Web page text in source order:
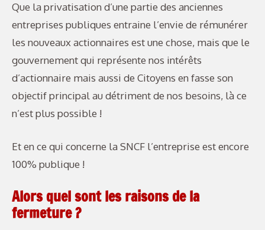
Que la privatisation d’une partie des anciennes
entreprises publiques entraine l’envie de rémunérer
les nouveaux actionnaires est une chose, mais que le
gouvernement qui représente nos intérêts
d’actionnaire mais aussi de Citoyens en fasse son
objectif principal au détriment de nos besoins, là ce
n’est plus possible !
Et en ce qui concerne la SNCF l’entreprise est encore
100% publique !
Alors quel sont les raisons de la
fermeture ?